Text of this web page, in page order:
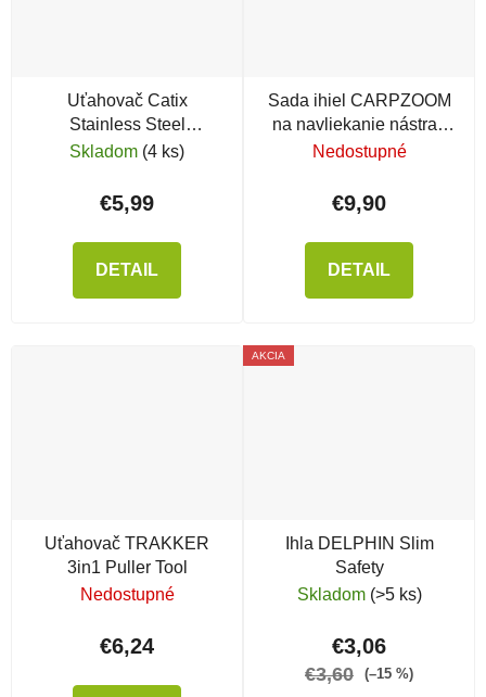
Uťahovač Catix
Stainless Steel
Knotenbinder/ Tool
Skladom (4 ks)
€5,99
DETAIL
Sada ihiel CARPZOOM
na navliekanie nástrah
4+1
Nedostupné
€9,90
DETAIL
Uťahovač TRAKKER
3in1 Puller Tool
Nedostupné
€6,24
AKCIA
Ihla DELPHIN Slim
Safety
Skladom (>5 ks)
€3,06
€3,60 (–15 %)